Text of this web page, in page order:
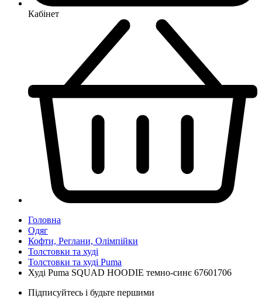
Кабінет
Головна
Одяг
Кофти, Реглани, Олімпійки
Толстовки та худі
Толстовки та худі Puma
Худі Puma SQUAD HOODIE темно-синє 67601706
Підписуйтесь і будьте першими